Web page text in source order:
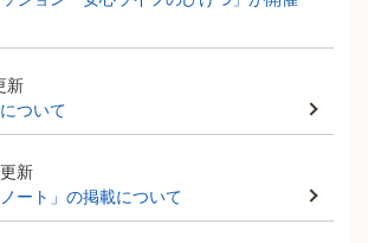
新
ついて
新
ート」の掲載について